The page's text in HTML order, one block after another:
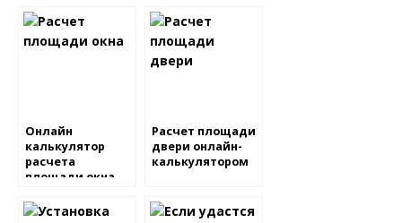
Онлайн
калькулятор
расчета
площади окна
Расчет площади
двери онлайн-
калькулятором